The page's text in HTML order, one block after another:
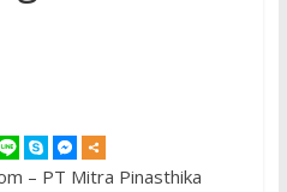
– PT Mitra Pinasthika